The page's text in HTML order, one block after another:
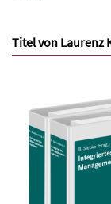
Titel von Laurenz